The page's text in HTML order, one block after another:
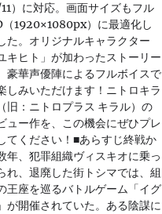
）に対応。画面サイズもフル
1920×1080px）に最適化し
た。オリジナルキャラクター
キヒト」が加わったストーリー
豪華声優陣によるフルボイスで
しみいただけます！ニトロキラ
旧：ニトロプラス キラル）の
ュー作を、この機会にぜひプレ
てください！■あらすじ終戦か
年、犯罪組織ヴィスキオに乗っ
れ、退廃した街トシマでは、組
王座を巡るバトルゲーム「イグ
が開催されていた。ある陰謀に